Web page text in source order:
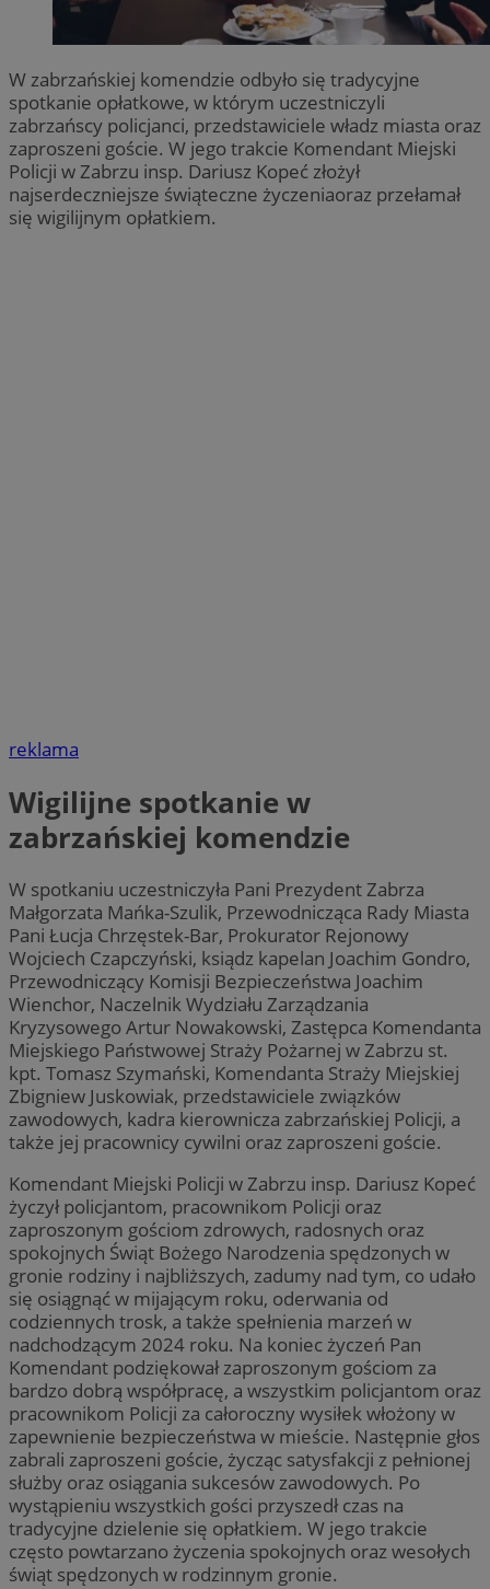
W zabrzańskiej komendzie odbyło się tradycyjne
spotkanie opłatkowe, w którym uczestniczyli
zabrzańscy policjanci, przedstawiciele władz miasta oraz
zaproszeni goście. W jego trakcie Komendant Miejski
Policji w Zabrzu insp. Dariusz Kopeć złożył
najserdeczniejsze świąteczne życzeniaoraz przełamał
się wigilijnym opłatkiem.
reklama
Wigilijne spotkanie w
zabrzańskiej komendzie
W spotkaniu uczestniczyła Pani Prezydent Zabrza
Małgorzata Mańka-Szulik, Przewodnicząca Rady Miasta
Pani Łucja Chrzęstek-Bar, Prokurator Rejonowy
Wojciech Czapczyński, ksiądz kapelan Joachim Gondro,
Przewodniczący Komisji Bezpieczeństwa Joachim
Wienchor, Naczelnik Wydziału Zarządzania
Kryzysowego Artur Nowakowski, Zastępca Komendanta
Miejskiego Państwowej Straży Pożarnej w Zabrzu st.
kpt. Tomasz Szymański, Komendanta Straży Miejskiej
Zbigniew Juskowiak, przedstawiciele związków
zawodowych, kadra kierownicza zabrzańskiej Policji, a
także jej pracownicy cywilni oraz zaproszeni goście.
Komendant Miejski Policji w Zabrzu insp. Dariusz Kopeć
życzył policjantom, pracownikom Policji oraz
zaproszonym gościom zdrowych, radosnych oraz
spokojnych Świąt Bożego Narodzenia spędzonych w
gronie rodziny i najbliższych, zadumy nad tym, co udało
się osiągnąć w mijającym roku, oderwania od
codziennych trosk, a także spełnienia marzeń w
nadchodzącym 2024 roku. Na koniec życzeń Pan
Komendant podziękował zaproszonym gościom za
bardzo dobrą współpracę, a wszystkim policjantom oraz
pracownikom Policji za całoroczny wysiłek włożony w
zapewnienie bezpieczeństwa w mieście. Następnie głos
zabrali zaproszeni goście, życząc satysfakcji z pełnionej
służby oraz osiągania sukcesów zawodowych. Po
wystąpieniu wszystkich gości przyszedł czas na
tradycyjne dzielenie się opłatkiem. W jego trakcie
często powtarzano życzenia spokojnych oraz wesołych
świąt spędzonych w rodzinnym gronie.